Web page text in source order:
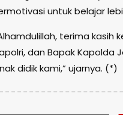
untuk belajar
terima kasih
dan Bapak
didik kami,” ujarnya. (*)